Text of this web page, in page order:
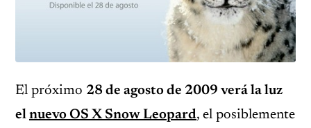
El próximo 28 de agosto de 2009 verá la luz
el nuevo OS X Snow Leopard, el posiblemente